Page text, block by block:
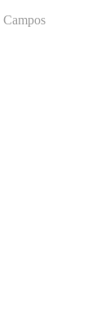
Campos